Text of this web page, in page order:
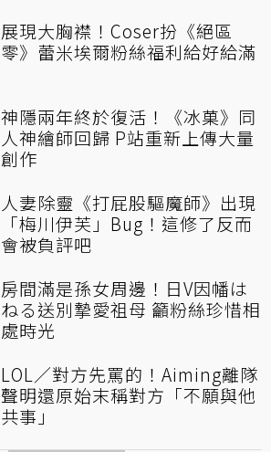
展現大胸襟！Coser扮《絕區
零》蕾米埃爾粉絲福利給好給滿
神隱兩年終於復活！《冰菓》同
人神繪師回歸 P站重新上傳大量
創作
人妻除靈《打屁股驅魔師》出現
「梅川伊芙」Bug！這修了反而
會被負評吧
房間滿是孫女周邊！日V因幡は
ねる送別摯愛祖母 籲粉絲珍惜相
處時光
LOL／對方先罵的！Aiming離隊
聲明還原始末稱對方「不願與他
共事」